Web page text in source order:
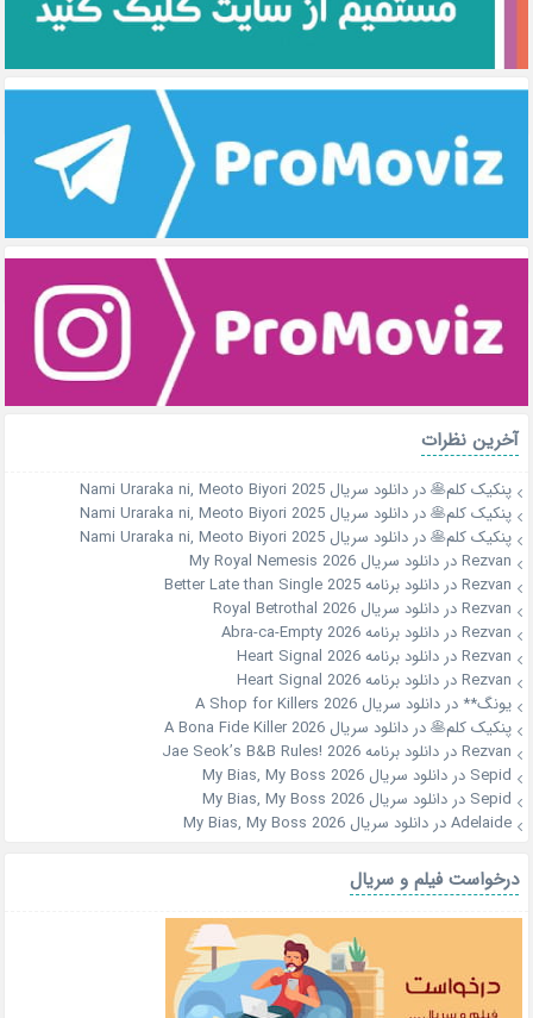
آخرین نظرات
پنکیک کلم🥞دردانلود سریال Nami Uraraka ni, Meoto Biyori 2025
پنکیک کلم🥞دردانلود سریال Nami Uraraka ni, Meoto Biyori 2025
پنکیک کلم🥞دردانلود سریال Nami Uraraka ni, Meoto Biyori 2025
Rezvanدردانلود سریال My Royal Nemesis 2026
Rezvanدردانلود برنامه Better Late than Single 2025
Rezvanدردانلود سریال Royal Betrothal 2026
Rezvanدردانلود برنامه Abra-ca-Empty 2026
Rezvanدردانلود برنامه Heart Signal 2026
Rezvanدردانلود برنامه Heart Signal 2026
یونگ** دردانلود سریال A Shop for Killers 2026
پنکیک کلم🥞دردانلود سریال A Bona Fide Killer 2026
Rezvanدردانلود برنامه Jae Seok’s B&B Rules! 2026
Sepid دردانلود سریال My Bias, My Boss 2026
Sepid دردانلود سریال My Bias, My Boss 2026
Adelaideدردانلود سریال My Bias, My Boss 2026
درخواست فیلم و سریال